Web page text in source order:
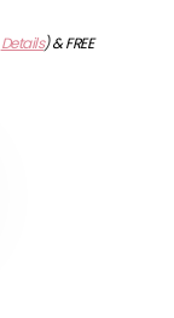
Details)&FREE